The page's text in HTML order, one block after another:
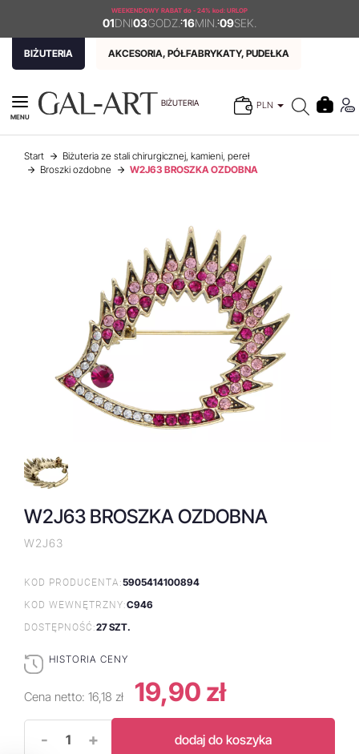
WEEKENDOWY RABAT do - 24% kod: URLOP
01DNI03GODZ. :16MIN. :09SEK.
BIŻUTERIA AKCESORIA, PÓŁFABRYKATY, PUDEŁKA
BIŻUTERIA PLN
MENU
Start
Biżuteria ze stali chirurgicznej, kamieni, pereł
Broszki ozdobne
W2J63 BROSZKA OZDOBNA
W2J63 BROSZKA OZDOBNA
W2J63
KOD PRODUCENTA:5905414100894
KOD WEWNĘTRZNY:C946
DOSTĘPNOŚĆ:27 SZT.
HISTORIA CENY
Cena netto: 16,18 zł 19,90 zł
- + dodaj do koszyka